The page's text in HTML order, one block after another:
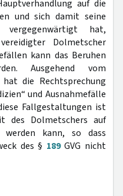
auf die
und sich damit seine
hat,
Dolmetscher
kann das Beruhen
Ausgehend vom
die Rechtsprechung
und Ausnahmefälle
Fallgestaltungen ist
des Dolmetschers auf
werden kann, so dass
des § 189GVG nicht